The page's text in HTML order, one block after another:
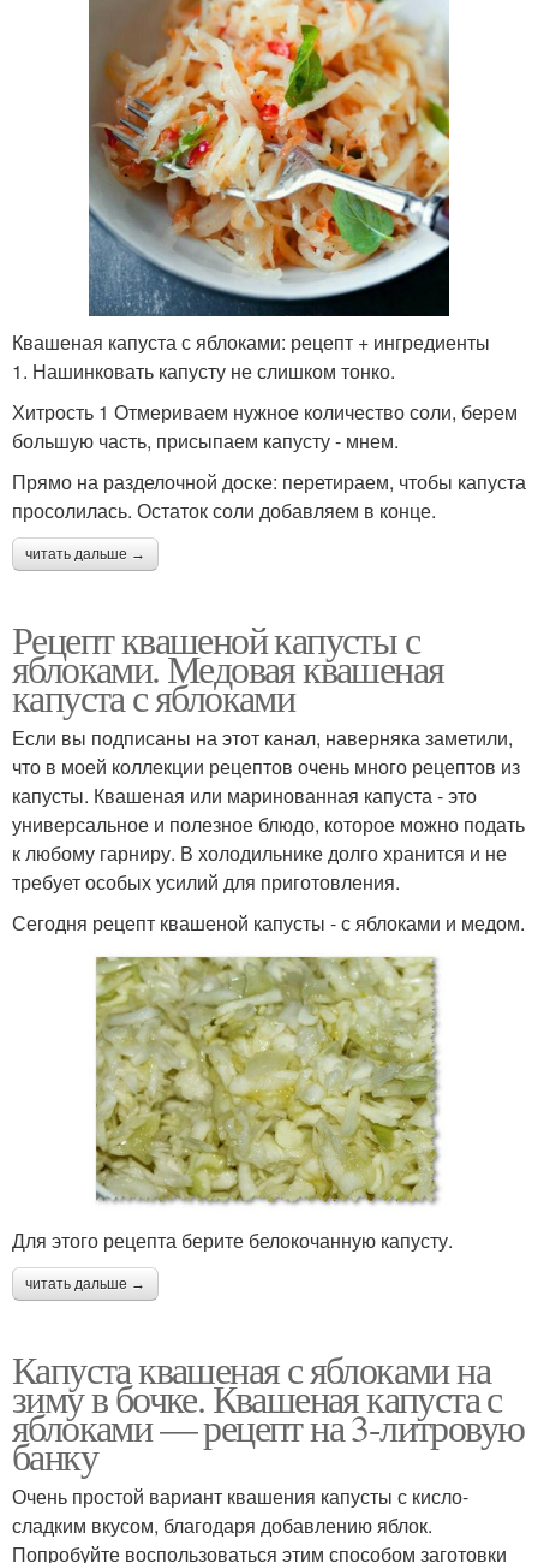
Квашеная капуста с яблоками: рецепт + ингредиенты
1. Нашинковать капусту не слишком тонко.
Хитрость 1 Отмериваем нужное количество соли, берем
большую часть, присыпаем капусту - мнем.
Прямо на разделочной доске: перетираем, чтобы капуста
просолилась. Остаток соли добавляем в конце.
читать дальше →
Рецепт квашеной капусты с
яблоками. Медовая квашеная
капуста с яблоками
Если вы подписаны на этот канал, наверняка заметили,
что в моей коллекции рецептов очень много рецептов из
капусты. Квашеная или маринованная капуста - это
универсальное и полезное блюдо, которое можно подать
к любому гарниру. В холодильнике долго хранится и не
требует особых усилий для приготовления.
Сегодня рецепт квашеной капусты - с яблоками и медом.
Для этого рецепта берите белокочанную капусту.
читать дальше →
Капуста квашеная с яблоками на
зиму в бочке. Квашеная капуста с
яблоками — рецепт на 3-литровую
банку
Очень простой вариант квашения капусты с кисло-
сладким вкусом, благодаря добавлению яблок.
Попробуйте воспользоваться этим способом заготовки